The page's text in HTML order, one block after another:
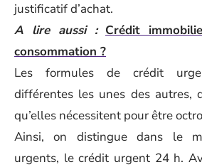
justificatif d’achat.
A lire aussi : Crédit
consommation ?
Les formules de crédit
différentes les unes des autres,
qu’elles nécessitent pour être
Ainsi, on distingue dans le
urgents, le crédit urgent 24 h.